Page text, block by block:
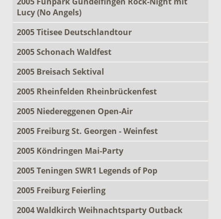
Lucy (No Angels)
2005 Titisee Deutschlandtour
2005 Schonach Waldfest
2005 Breisach Sektival
2005 Rheinfelden Rheinbrückenfest
2005 Niedereggenen Open-Air
2005 Freiburg St. Georgen - Weinfest
2005 Köndringen Mai-Party
2005 Teningen SWR1 Legends of Pop
2005 Freiburg Feierling
2004 Waldkirch Weihnachtsparty Outback